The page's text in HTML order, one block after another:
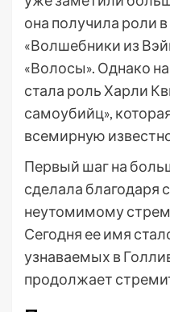
она получила роли
«Волшебники из
«Волосы». Однако
стала роль Харли
самоубийц»,
всемирную
Первый шаг на
сделала благодаря
неутомимому
Сегодня ее имя
узнаваемых в
продолжает